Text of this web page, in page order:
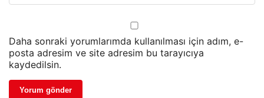
Daha sonraki yorumlarımda kullanılması için adım, e-
posta adresim ve site adresim bu tarayıcıya
kaydedilsin.